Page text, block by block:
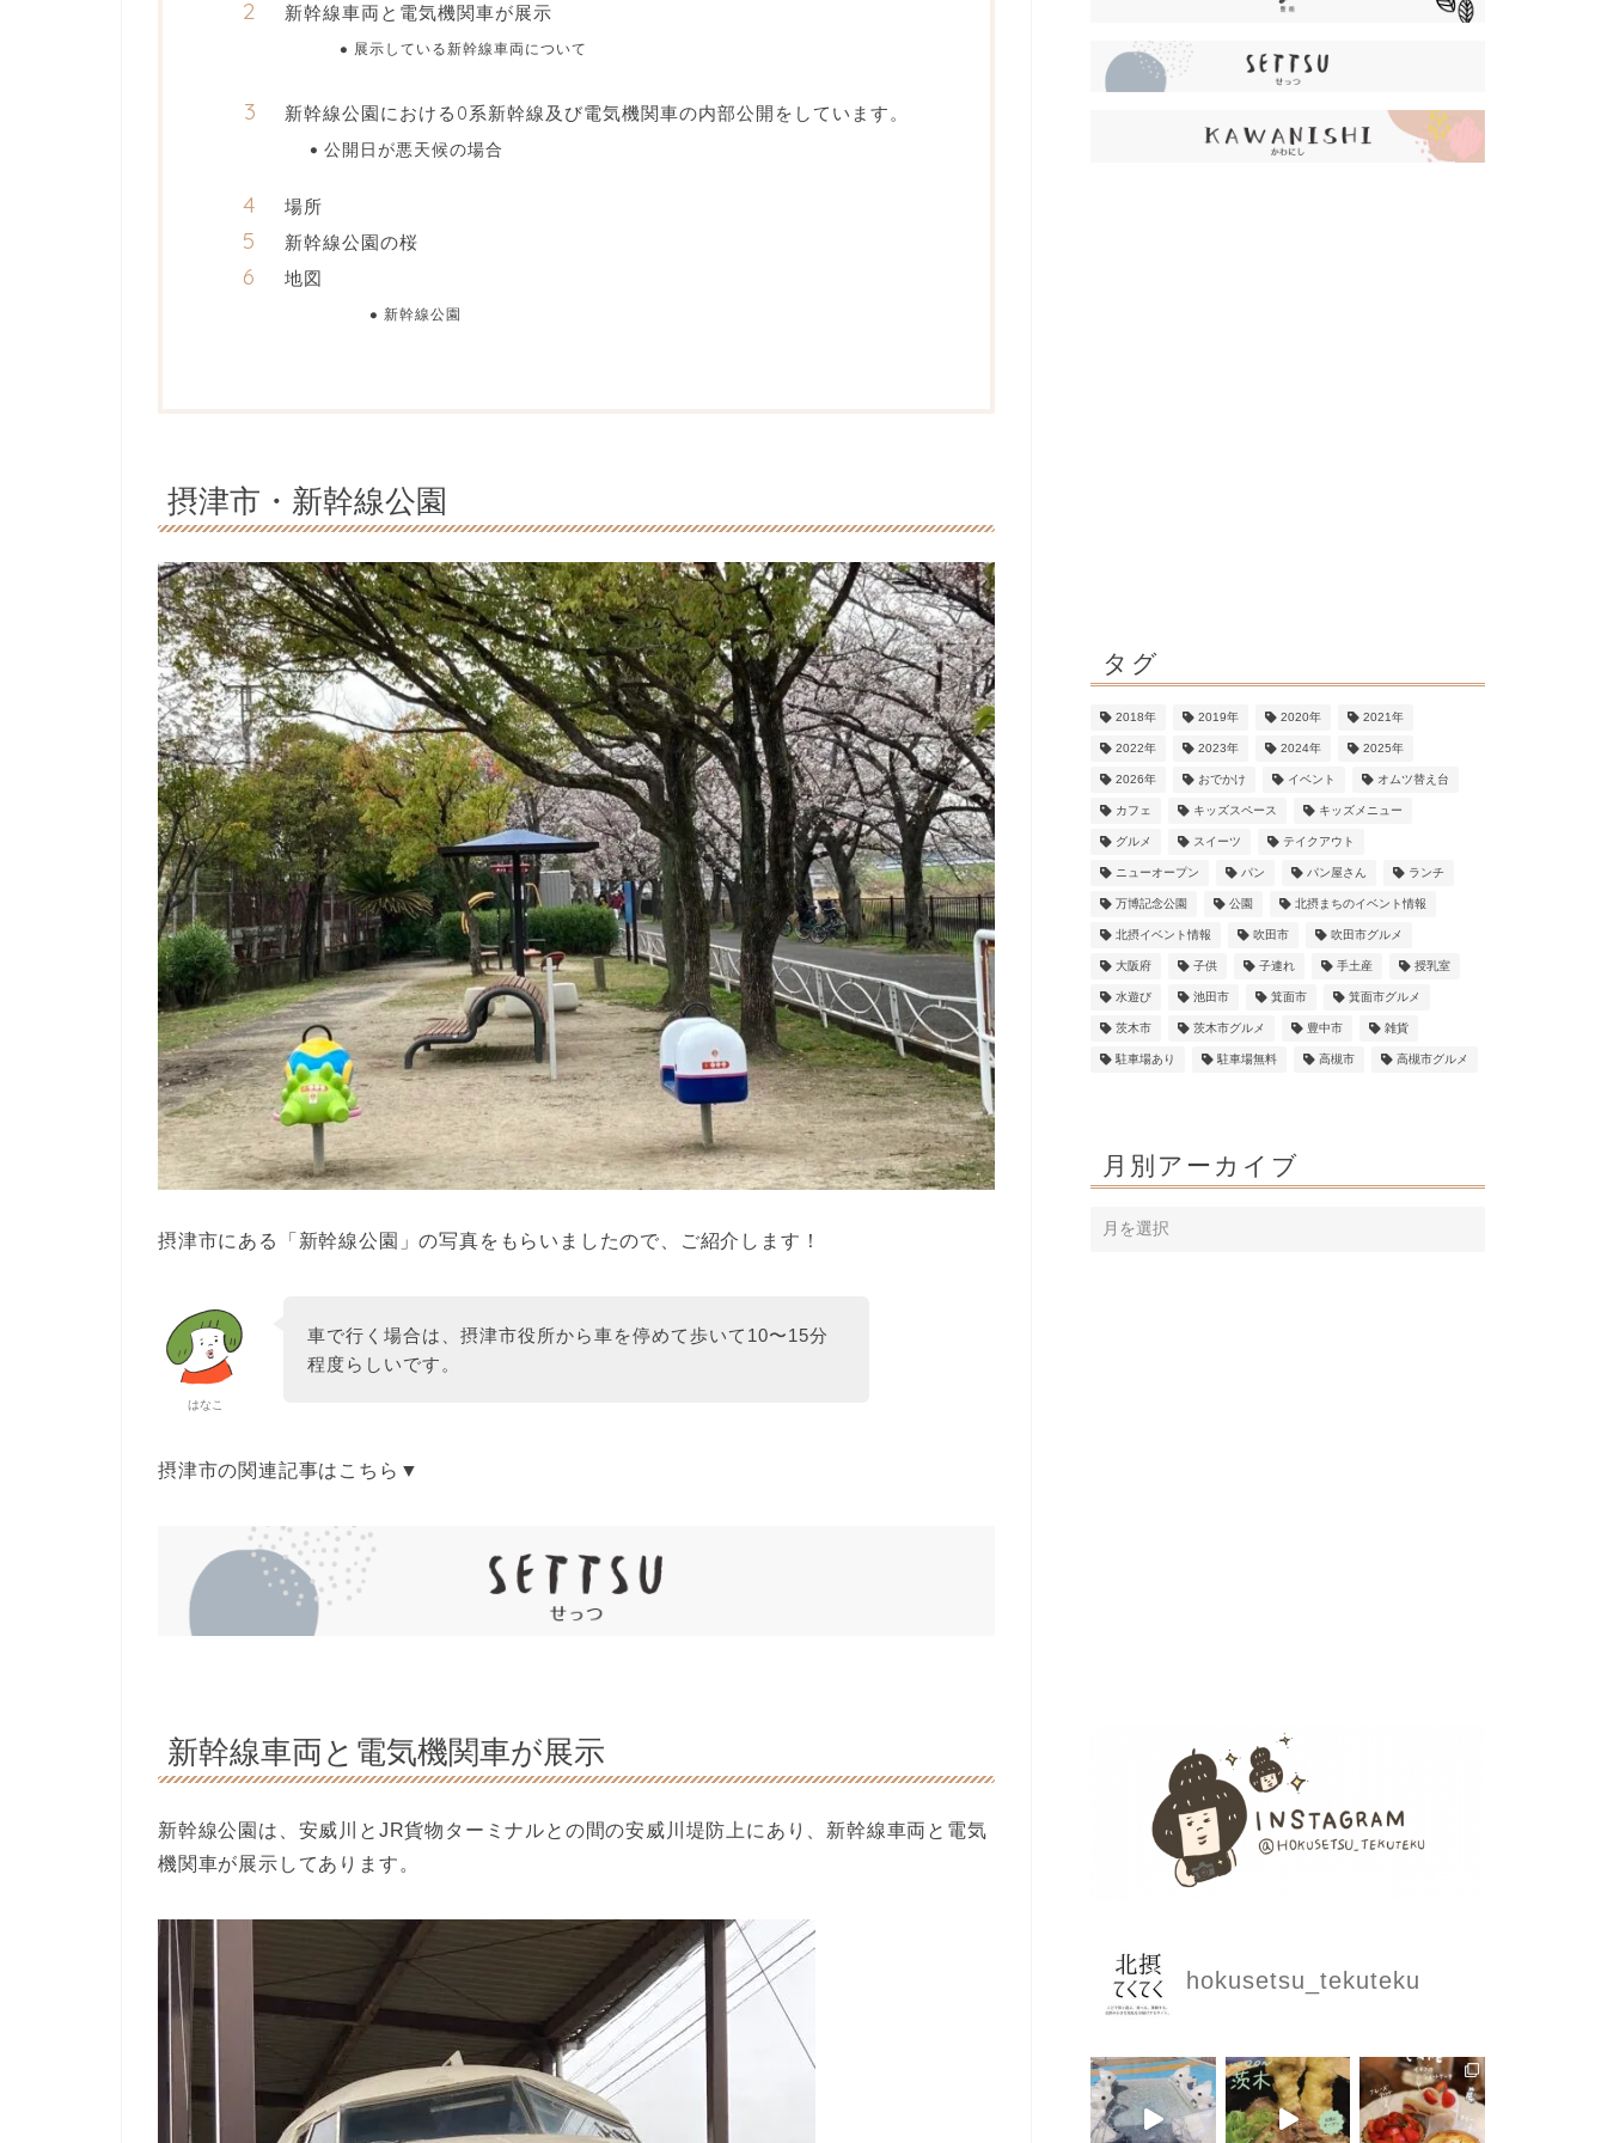
新幹線車両と電気機関車が展示
展示している新幹線車両について
新幹線公園における0系新幹線及び電気機関車の内部公開をしています。
公開日が悪天候の場合
場所
新幹線公園の桜
地図
新幹線公園
摂津市・新幹線公園
摂津市にある「新幹線公園」の写真をもらいましたので、ご紹介します！
はなこ
車で行く場合は、摂津市役所から車を停めて歩いて10〜15分
程度らしいです。
摂津市の関連記事はこちら▼
新幹線車両と電気機関車が展示
新幹線公園は、安威川とJR貨物ターミナルとの間の安威川堤防上にあり、新幹線車両と電気
機関車が展示してあります。
タグ
2018年 2019年 2020年 2021年
2022年 2023年 2024年 2025年
2026年 おでかけ イベント オムツ替え台
カフェ キッズスペース キッズメニュー
グルメ スイーツ テイクアウト
ニューオープン パン パン屋さん ランチ
万博記念公園 公園 北摂まちのイベント情報
北摂イベント情報 吹田市 吹田市グルメ
大阪府 子供 子連れ 手土産 授乳室
水遊び 池田市 箕面市 箕面市グルメ
茨木市 茨木市グルメ 豊中市 雑貨
駐車場あり 駐車場無料 高槻市 高槻市グルメ
月別アーカイブ
hokusetsu_tekuteku